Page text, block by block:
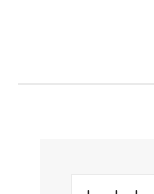
Search